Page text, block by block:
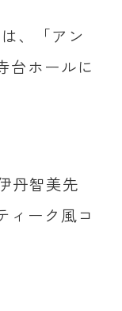
、「アン
台ホールに
智美先
ィーク風コ